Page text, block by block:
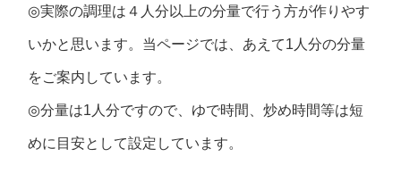
◎実際の調理は４人分以上の分量で行う方が作りやす
いかと思います。当ページでは、あえて1 人分の分量
をご案内しています。
◎分量は1 人分ですので、ゆで時間、炒め時間等は短
めに目安として設定しています。